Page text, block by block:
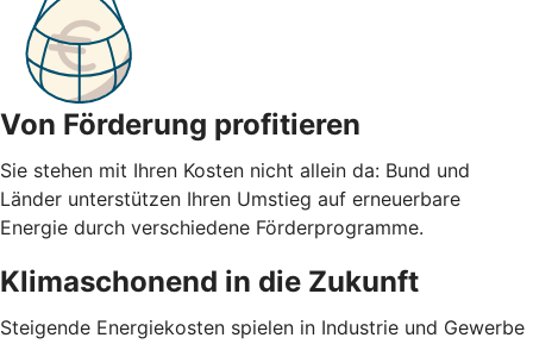
Von Förderung profitieren
Sie stehen mit Ihren Kosten nicht allein da: Bund und
Länder unterstützen Ihren Umstieg auf erneuerbare
Energie durch verschiedene Förderprogramme.
Klimaschonend in die Zukunft
Steigende Energiekosten spielen in Industrie und Gewerbe